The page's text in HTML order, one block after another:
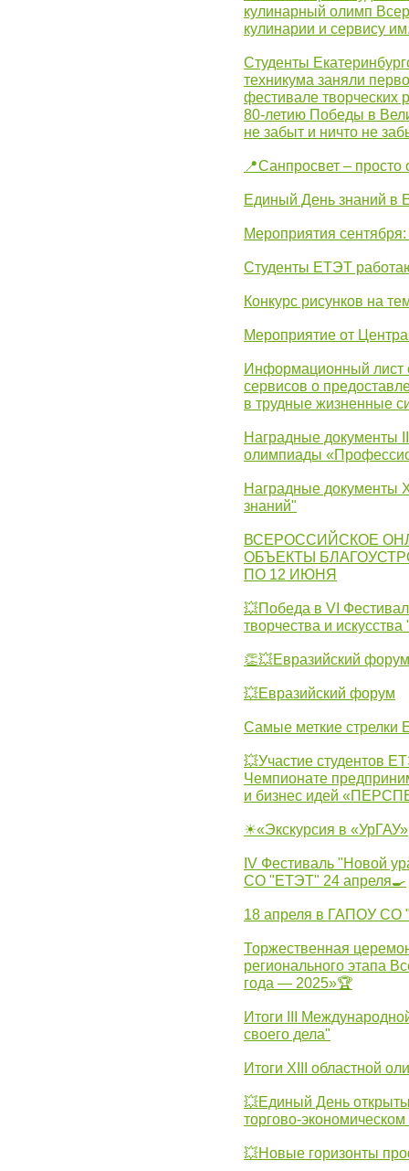
кулинарный олимп
кулинарии и сервису
Студенты
техникума заняли
фестивале
80-летию Победы в
не забыт и ничто не
📍Санпросвет –
Единый День знаний в
Мероприятия
Студенты ЕТЭТ
Конкурс рисунков на
Мероприятие от
Информационный лист
сервисов о
в трудные жизненные
Наградные документы
олимпиады
Наградные документы
знаний"
ВСЕРОССИЙСКОЕ
ОБЪЕКТЫ
ПО 12 ИЮНЯ
💥Победа в VI
творчества и
👏💥Евразийский форум
💥Евразийский форум
Самые меткие стрелки
💥Участие студентов
Чемпионате
и бизнес идей
☀«Экскурсия в «УрГАУ»
IV Фестиваль "Новой
СО "ЕТЭТ" 24 апреля🍳
18 апреля в ГАПОУ СО
Торжественная
регионального этапа
года — 2025»🏆
Итоги III
своего дела"
Итоги XIII областной
💥Единый День
торгово-
💥Новые горизонты